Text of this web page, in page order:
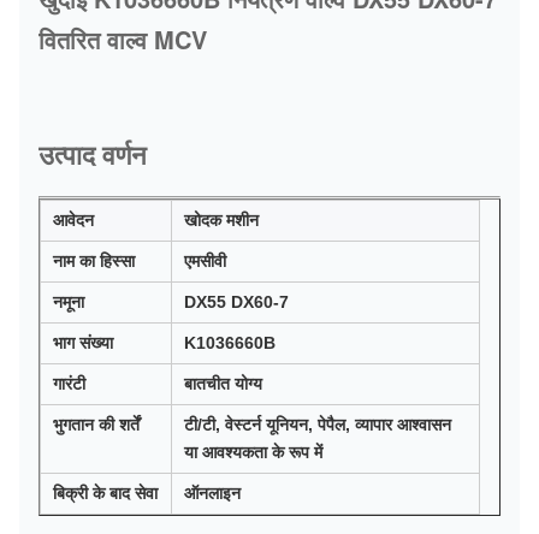
वितरित वाल्व MCV
उत्पाद वर्णन
आवेदन खोदक मशीन
नाम का हिस्सा एमसीवी
नमूना DX55 DX60-7
भाग संख्या K1036660B
गारंटी बातचीत योग्य
भुगतान की शर्तें
टी/टी, वेस्टर्न यूनियन, पेपैल, व्यापार आश्वासन
या आवश्यकता के रूप में
बिक्री के बाद सेवा ऑनलाइन